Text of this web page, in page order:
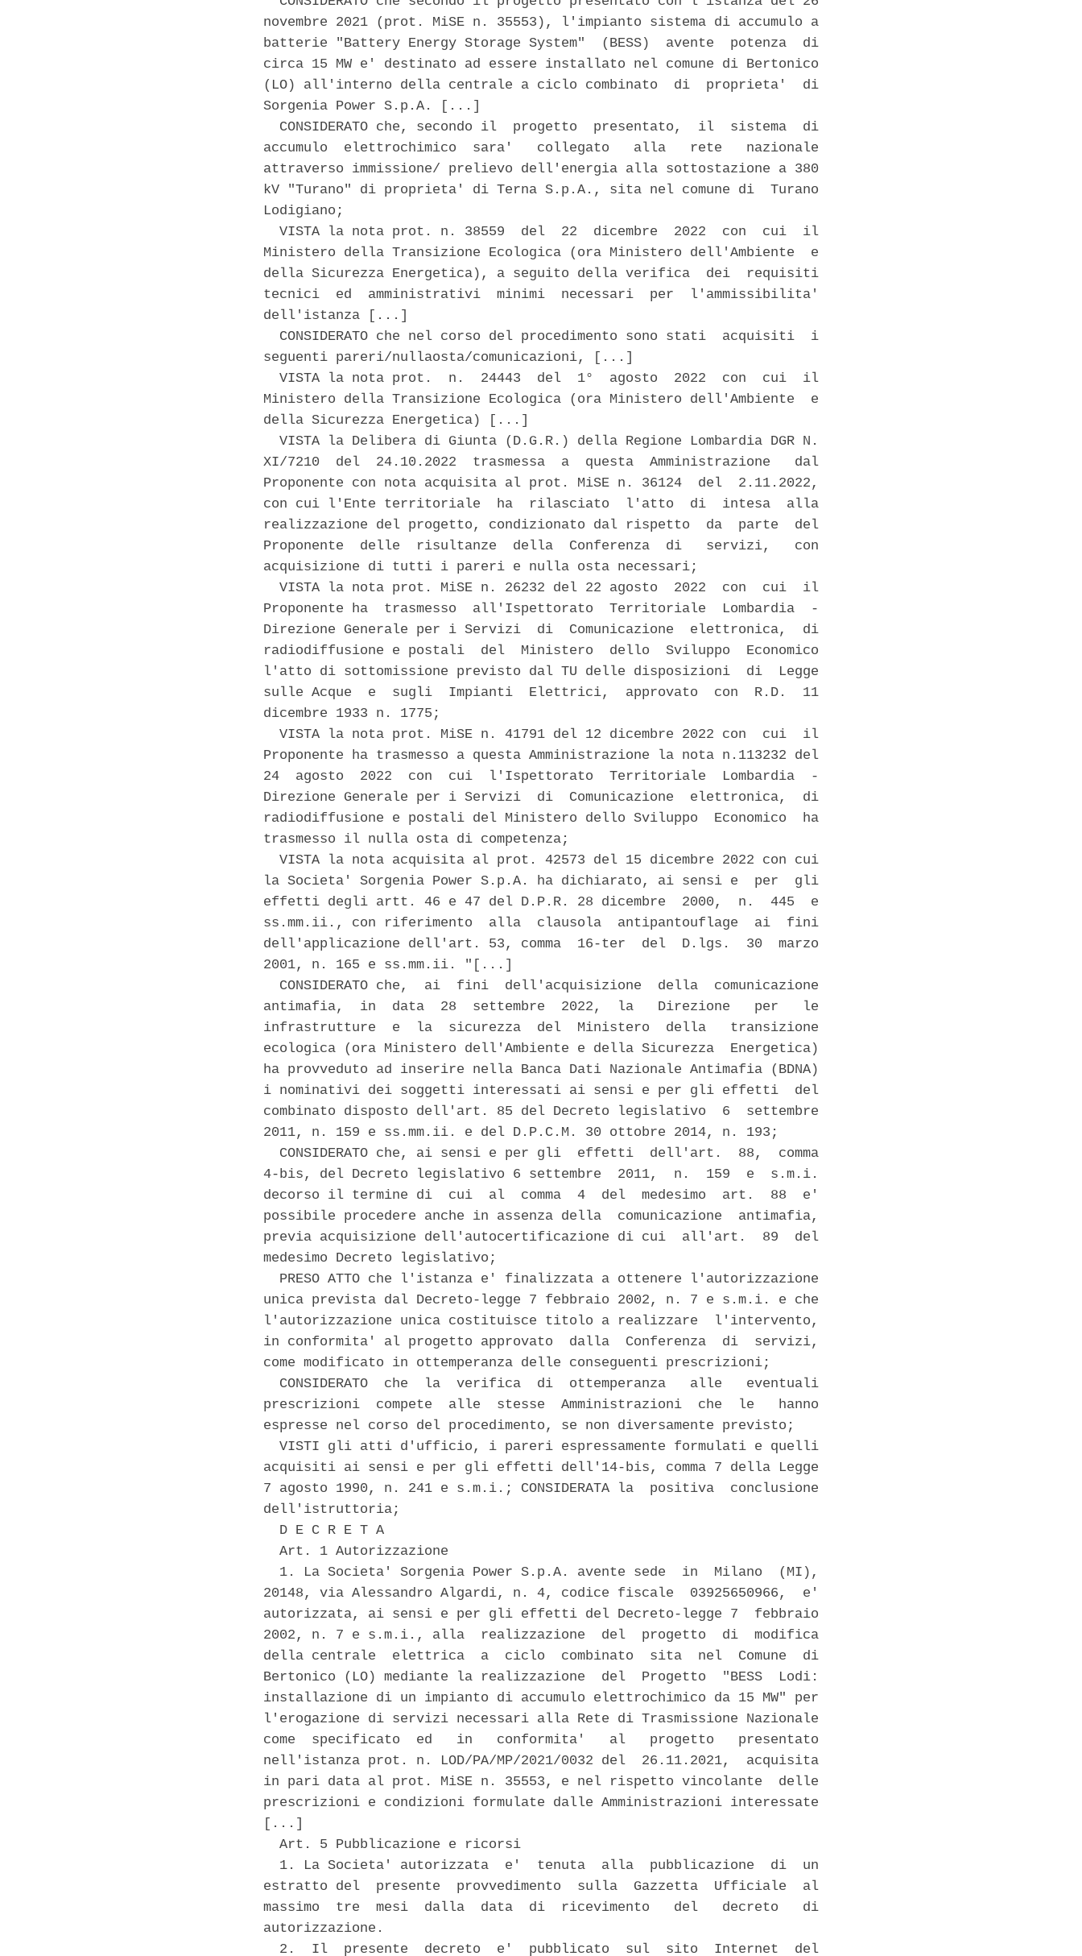
novembre 2021 (prot. MiSE n. 35553), l'impianto sistema di accumulo a
batterie "Battery Energy Storage System"  (BESS)  avente  potenza  di
circa 15 MW e' destinato ad essere installato nel comune di Bertonico
(LO) all'interno della centrale a ciclo combinato  di  proprieta'  di
Sorgenia Power S.p.A. [...]
  CONSIDERATO che, secondo il  progetto  presentato,  il  sistema  di
accumulo  elettrochimico  sara'   collegato   alla   rete   nazionale
attraverso immissione/ prelievo dell'energia alla sottostazione a 380
kV "Turano" di proprieta' di Terna S.p.A., sita nel comune di  Turano
Lodigiano;
  VISTA la nota prot. n. 38559  del  22  dicembre  2022  con  cui  il
Ministero della Transizione Ecologica (ora Ministero dell'Ambiente  e
della Sicurezza Energetica), a seguito della verifica  dei  requisiti
tecnici  ed  amministrativi  minimi  necessari  per  l'ammissibilita'
dell'istanza [...]
  CONSIDERATO che nel corso del procedimento sono stati  acquisiti  i
seguenti pareri/nullaosta/comunicazioni, [...]
  VISTA la nota prot.  n.  24443  del  1°  agosto  2022  con  cui  il
Ministero della Transizione Ecologica (ora Ministero dell'Ambiente  e
della Sicurezza Energetica) [...]
  VISTA la Delibera di Giunta (D.G.R.) della Regione Lombardia DGR N.
XI/7210  del  24.10.2022  trasmessa  a  questa  Amministrazione   dal
Proponente con nota acquisita al prot. MiSE n. 36124  del  2.11.2022,
con cui l'Ente territoriale  ha  rilasciato  l'atto  di  intesa  alla
realizzazione del progetto, condizionato dal rispetto  da  parte  del
Proponente  delle  risultanze  della  Conferenza  di   servizi,   con
acquisizione di tutti i pareri e nulla osta necessari;
  VISTA la nota prot. MiSE n. 26232 del 22 agosto  2022  con  cui  il
Proponente ha  trasmesso  all'Ispettorato  Territoriale  Lombardia  -
Direzione Generale per i Servizi  di  Comunicazione  elettronica,  di
radiodiffusione e postali  del  Ministero  dello  Sviluppo  Economico
l'atto di sottomissione previsto dal TU delle disposizioni  di  Legge
sulle Acque  e  sugli  Impianti  Elettrici,  approvato  con  R.D.  11
dicembre 1933 n. 1775;
  VISTA la nota prot. MiSE n. 41791 del 12 dicembre 2022 con  cui  il
Proponente ha trasmesso a questa Amministrazione la nota n.113232 del
24  agosto  2022  con  cui  l'Ispettorato  Territoriale  Lombardia  -
Direzione Generale per i Servizi  di  Comunicazione  elettronica,  di
radiodiffusione e postali del Ministero dello Sviluppo  Economico  ha
trasmesso il nulla osta di competenza;
  VISTA la nota acquisita al prot. 42573 del 15 dicembre 2022 con cui
la Societa' Sorgenia Power S.p.A. ha dichiarato, ai sensi e  per  gli
effetti degli artt. 46 e 47 del D.P.R. 28 dicembre  2000,  n.  445  e
ss.mm.ii., con riferimento  alla  clausola  antipantouflage  ai  fini
dell'applicazione dell'art. 53, comma  16-ter  del  D.lgs.  30  marzo
2001, n. 165 e ss.mm.ii. "[...]
  CONSIDERATO che,  ai  fini  dell'acquisizione  della  comunicazione
antimafia,  in  data  28  settembre  2022,  la   Direzione   per   le
infrastrutture  e  la  sicurezza  del  Ministero  della   transizione
ecologica (ora Ministero dell'Ambiente e della Sicurezza  Energetica)
ha provveduto ad inserire nella Banca Dati Nazionale Antimafia (BDNA)
i nominativi dei soggetti interessati ai sensi e per gli effetti  del
combinato disposto dell'art. 85 del Decreto legislativo  6  settembre
2011, n. 159 e ss.mm.ii. e del D.P.C.M. 30 ottobre 2014, n. 193;
  CONSIDERATO che, ai sensi e per gli  effetti  dell'art.  88,  comma
4-bis, del Decreto legislativo 6 settembre  2011,  n.  159  e  s.m.i.
decorso il termine di  cui  al  comma  4  del  medesimo  art.  88  e'
possibile procedere anche in assenza della  comunicazione  antimafia,
previa acquisizione dell'autocertificazione di cui  all'art.  89  del
medesimo Decreto legislativo;
  PRESO ATTO che l'istanza e' finalizzata a ottenere l'autorizzazione
unica prevista dal Decreto-legge 7 febbraio 2002, n. 7 e s.m.i. e che
l'autorizzazione unica costituisce titolo a realizzare  l'intervento,
in conformita' al progetto approvato  dalla  Conferenza  di  servizi,
come modificato in ottemperanza delle conseguenti prescrizioni;
  CONSIDERATO  che  la  verifica  di  ottemperanza   alle   eventuali
prescrizioni  compete  alle  stesse  Amministrazioni  che  le   hanno
espresse nel corso del procedimento, se non diversamente previsto;
  VISTI gli atti d'ufficio, i pareri espressamente formulati e quelli
acquisiti ai sensi e per gli effetti dell'14-bis, comma 7 della Legge
7 agosto 1990, n. 241 e s.m.i.; CONSIDERATA la  positiva  conclusione
dell'istruttoria;
  D E C R E T A
  Art. 1 Autorizzazione
  1. La Societa' Sorgenia Power S.p.A. avente sede  in  Milano  (MI),
20148, via Alessandro Algardi, n. 4, codice fiscale  03925650966,  e'
autorizzata, ai sensi e per gli effetti del Decreto-legge 7  febbraio
2002, n. 7 e s.m.i., alla  realizzazione  del  progetto  di  modifica
della centrale  elettrica  a  ciclo  combinato  sita  nel  Comune  di
Bertonico (LO) mediante la realizzazione  del  Progetto  "BESS  Lodi:
installazione di un impianto di accumulo elettrochimico da 15 MW" per
l'erogazione di servizi necessari alla Rete di Trasmissione Nazionale
come  specificato  ed   in   conformita'   al   progetto   presentato
nell'istanza prot. n. LOD/PA/MP/2021/0032 del  26.11.2021,  acquisita
in pari data al prot. MiSE n. 35553, e nel rispetto vincolante  delle
prescrizioni e condizioni formulate dalle Amministrazioni interessate
[...]
  Art. 5 Pubblicazione e ricorsi
  1. La Societa' autorizzata  e'  tenuta  alla  pubblicazione  di  un
estratto del  presente  provvedimento  sulla  Gazzetta  Ufficiale  al
massimo  tre  mesi  dalla  data  di  ricevimento   del   decreto   di
autorizzazione.
  2.  Il  presente  decreto  e'  pubblicato  sul  sito  Internet  del